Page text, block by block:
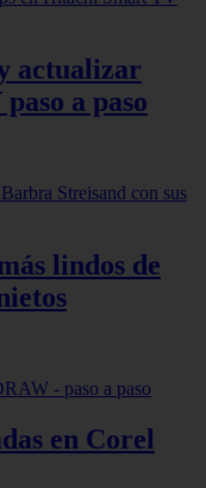
actualizar
a paso
lindos de
en Corel